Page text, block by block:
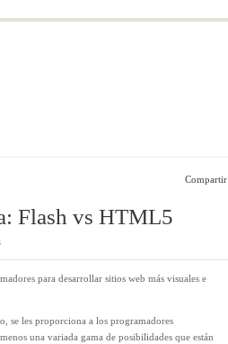
Compartir
Flash vs HTML5
para desarrollar sitios web más visuales e
se les proporciona a los programadores
una variada gama de posibilidades que están